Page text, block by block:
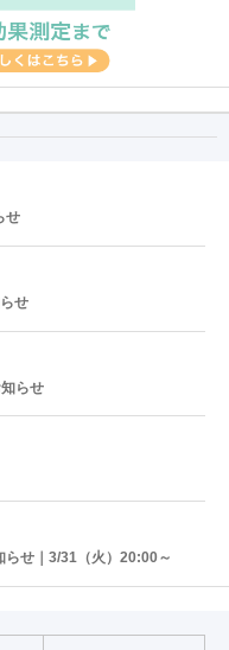
せ
せ
らせ
らせ｜3/31（火）20:00～